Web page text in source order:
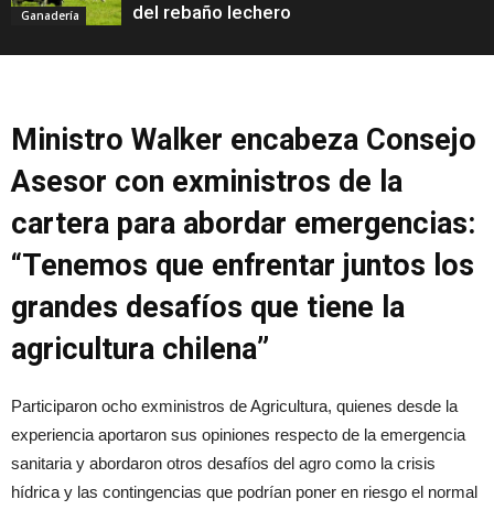
Ganadería
del rebaño lechero
Ministro Walker encabeza Consejo
Asesor con exministros de la
cartera para abordar emergencias:
“Tenemos que enfrentar juntos los
grandes desafíos que tiene la
agricultura chilena”
Participaron ocho exministros de Agricultura, quienes desde la
experiencia aportaron sus opiniones respecto de la emergencia
sanitaria y abordaron otros desafíos del agro como la crisis
hídrica y las contingencias que podrían poner en riesgo el normal